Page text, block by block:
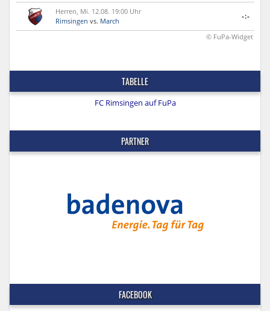
Herren, Mi. 12.08. 19:00 Uhr
Rimsingen vs. March
-:-
© FuPa-Widget
TABELLE
FC Rimsingen auf FuPa
PARTNER